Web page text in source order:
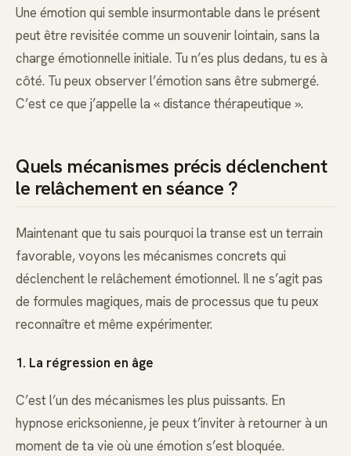
Une émotion qui semble insurmontable dans le présent
peut être revisitée comme un souvenir lointain, sans la
charge émotionnelle initiale. Tu n’es plus dedans, tu es à
côté. Tu peux observer l’émotion sans être submergé.
C’est ce que j’appelle la « distance thérapeutique ».
Quels mécanismes précis déclenchent
le relâchement en séance ?
Maintenant que tu sais pourquoi la transe est un terrain
favorable, voyons les mécanismes concrets qui
déclenchent le relâchement émotionnel. Il ne s’agit pas
de formules magiques, mais de processus que tu peux
reconnaître et même expérimenter.
1. La régression en âge
C’est l’un des mécanismes les plus puissants. En
hypnose ericksonienne, je peux t’inviter à retourner à un
moment de ta vie où une émotion s’est bloquée.